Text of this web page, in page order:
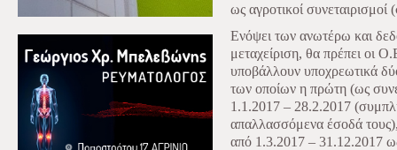
ως αγροτικοί
Ενόψει των ανωτέρω και
μεταχείριση, θα πρέπει οι
υποβάλλουν υποχρεωτικά
των οποίων η πρώτη (ως
1.1.2017 – 28.2.2017
απαλλασσόμενα έσοδά
από 1.3.2017 – 31.12.2017